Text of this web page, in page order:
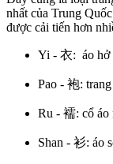
nhất của Trung
được cải tiến hơn
Yi - 衣: áo hở
Pao - 袍:
Ru - 襦: cổ áo
Shan - 衫: áo